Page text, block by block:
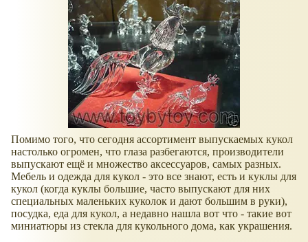
Помимо того, что сегодня ассортимент выпускаемых кукол
настолько огромен, что глаза разбегаются, производители
выпускают ещё и множество аксессуаров, самых разных.
Мебель и одежда для кукол - это все знают, есть и куклы для
кукол (когда куклы большие, часто выпускают для них
специальных маленьких куколок и дают большим в руки),
посудка, еда для кукол, а недавно нашла вот что - такие вот
миниатюры из стекла для кукольного дома, как украшения.